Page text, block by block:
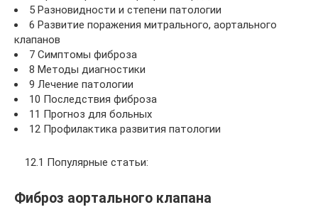
5 Разновидности и степени патологии
6 Развитие поражения митрального, аортального
клапанов
7 Симптомы фиброза
8 Методы диагностики
9 Лечение патологии
10 Последствия фиброза
11 Прогноз для больных
12 Профилактика развития патологии
12.1 Популярные статьи:
Фиброз аортального клапана